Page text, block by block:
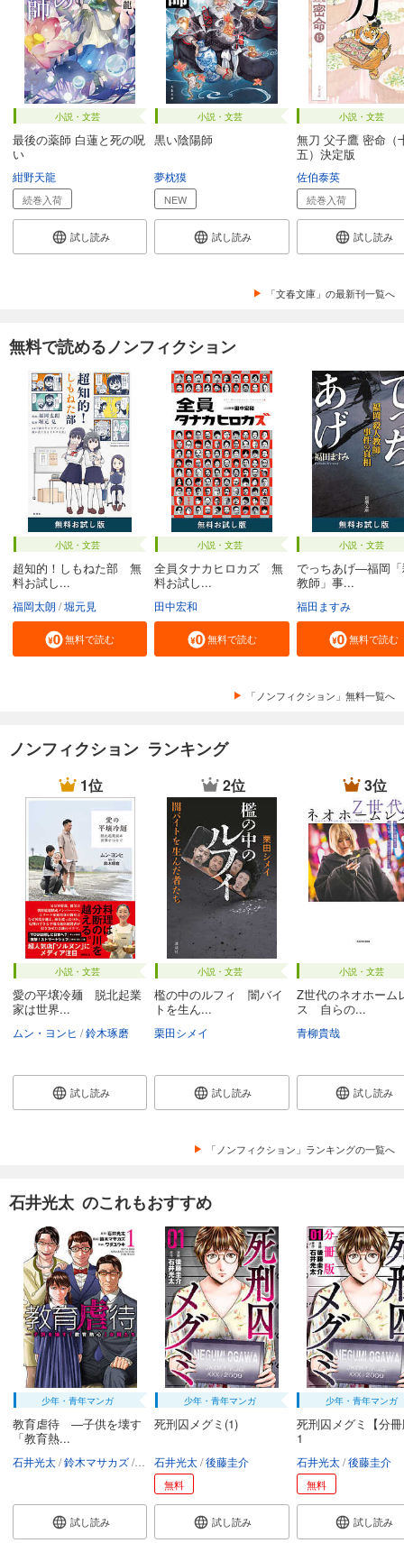
小説・文芸
最後の薬師 白蓮と死の呪
い
紺野天龍
続巻入荷
試し読み
小説・文芸
黒い陰陽師
夢枕獏
NEW
試し読み
小説・文芸
無刀 父子鷹 密命（
五）決定版
佐伯泰英
続巻入荷
試し読み
「文春文庫」の最新刊一覧へ
無料で読めるノンフィクション
小説・文芸
超知的！しもねた部 無
料お試し...
福岡太朗 堀元見
無料で読む
小説・文芸
全員タナカヒロカズ 無
料お試し...
田中宏和
無料で読む
小説・文芸
でっちあげ―福岡
教師」事...
福田ますみ
無料で読む
「ノンフィクション」無料一覧へ
ノンフィクション ランキング
1位
小説・文芸
愛の平壌冷麺 脱北起業
家は世界...
ムン・ヨンヒ 鈴木琢磨
試し読み
2位
小説・文芸
檻の中のルフィ 闇バイ
トを生ん...
栗田シメイ
試し読み
3位
小説・文芸
Z世代のネオホーム
ス 自らの...
青柳貴哉
試し読み
「ノンフィクション」ランキングの一覧へ
石井光太 のこれもおすすめ
少年・青年マンガ
教育虐待 ―子供を壊す
「教育熱...
石井光太 鈴木マサカズ ワダユウキ
試し読み
少年・青年マンガ
死刑囚メグミ(1)
石井光太 後藤圭介
無料
試し読み
少年・青年マンガ
死刑囚メグミ【分
1
石井光太 後藤圭介
無料
試し読み